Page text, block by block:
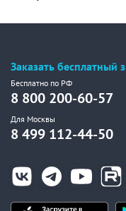
Заказать бесплатный
Бесплатно по РФ
8 800 200-60-57
Для Москвы
8 499 112-44-50